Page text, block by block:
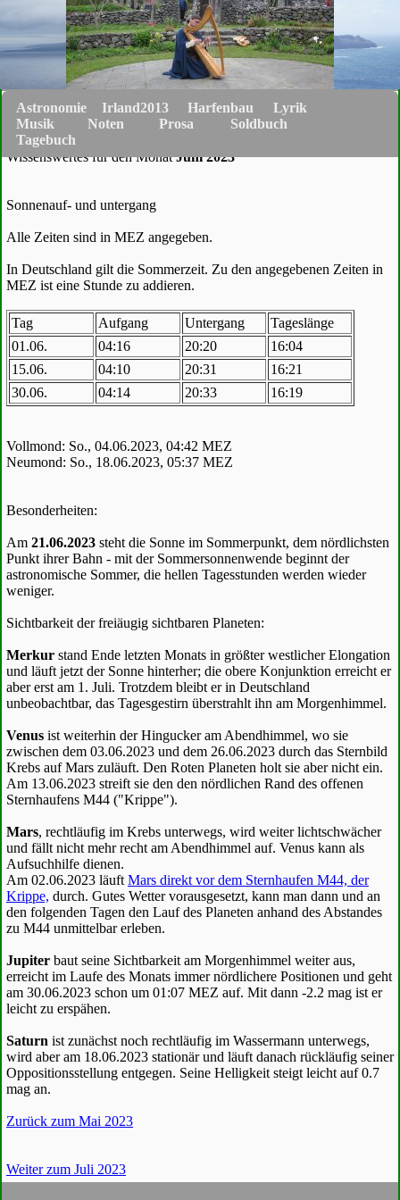
Astronomie Irland2013 Harfenbau
Lyrik
Musik
Noten Prosa
Soldbuch
Tagebuch
Wissenswertes für den MonatJuni 2023
Sonnenauf- und untergang
Alle Zeiten sind in MEZ angegeben.
In Deutschland gilt die Sommerzeit. Zu den angegebenen Zeiten in
MEZ ist eine Stunde zu addieren.
Tag Aufgang Untergang
Tageslänge
01.06.
04:16 20:20
16:04
15.06.
04:10 20:31
16:21
30.06.
04:14 20:33 16:19
Vollmond: So., 04.06.2023, 04:42 MEZ
Neumond: So., 18.06.2023, 05:37 MEZ
Besonderheiten:
Am 21.06.2023 steht die Sonne im Sommerpunkt, dem nördlichsten
Punkt ihrer Bahn - mit der Sommersonnenwende beginnt der
astronomische Sommer, die hellen Tagesstunden werden wieder
weniger.
Sichtbarkeit der freiäugig sichtbaren Planeten:
Merkur stand Ende letzten Monats in größter westlicher Elongation
und läuft jetzt der Sonne hinterher; die obere Konjunktion erreicht er
aber erst am 1. Juli. Trotzdem bleibt er in Deutschland
unbeobachtbar, das Tagesgestirn überstrahlt ihn am Morgenhimmel.
Venus ist weiterhin der Hingucker am Abendhimmel, wo sie
zwischen dem 03.06.2023 und dem 26.06.2023 durch das Sternbild
Krebs auf Mars zuläuft. Den Roten Planeten holt sie aber nicht ein.
Am 13.06.2023 streift sie den den nördlichen Rand des offenen
Sternhaufens M44 ("Krippe").
Mars, rechtläufig im Krebs unterwegs, wird weiter lichtschwächer
und fällt nicht mehr recht am Abendhimmel auf. Venus kann als
Aufsuchhilfe dienen.
Am 02.06.2023 läuft Mars direkt vor dem Sternhaufen M44, der
Krippe, durch. Gutes Wetter vorausgesetzt, kann man dann und an
den folgenden Tagen den Lauf des Planeten anhand des Abstandes
zu M44 unmittelbar erleben.
Jupiter baut seine Sichtbarkeit am Morgenhimmel weiter aus,
erreicht im Laufe des Monats immer nördlichere Positionen und geht
am 30.06.2023 schon um 01:07 MEZ auf. Mit dann -2.2 mag ist er
leicht zu erspähen.
Saturn ist zunächst noch rechtläufig im Wassermann unterwegs,
wird aber am 18.06.2023 stationär und läuft danach rückläufig seiner
Oppositionsstellung entgegen. Seine Helligkeit steigt leicht auf 0.7
mag an.
Zurück zum Mai 2023
Weiter zum Juli 2023